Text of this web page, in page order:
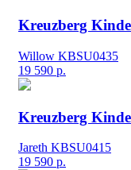
Kreuzberg
Willow KBSU0435
19 590 р.
Kreuzberg
Jareth KBSU0415
19 590 р.